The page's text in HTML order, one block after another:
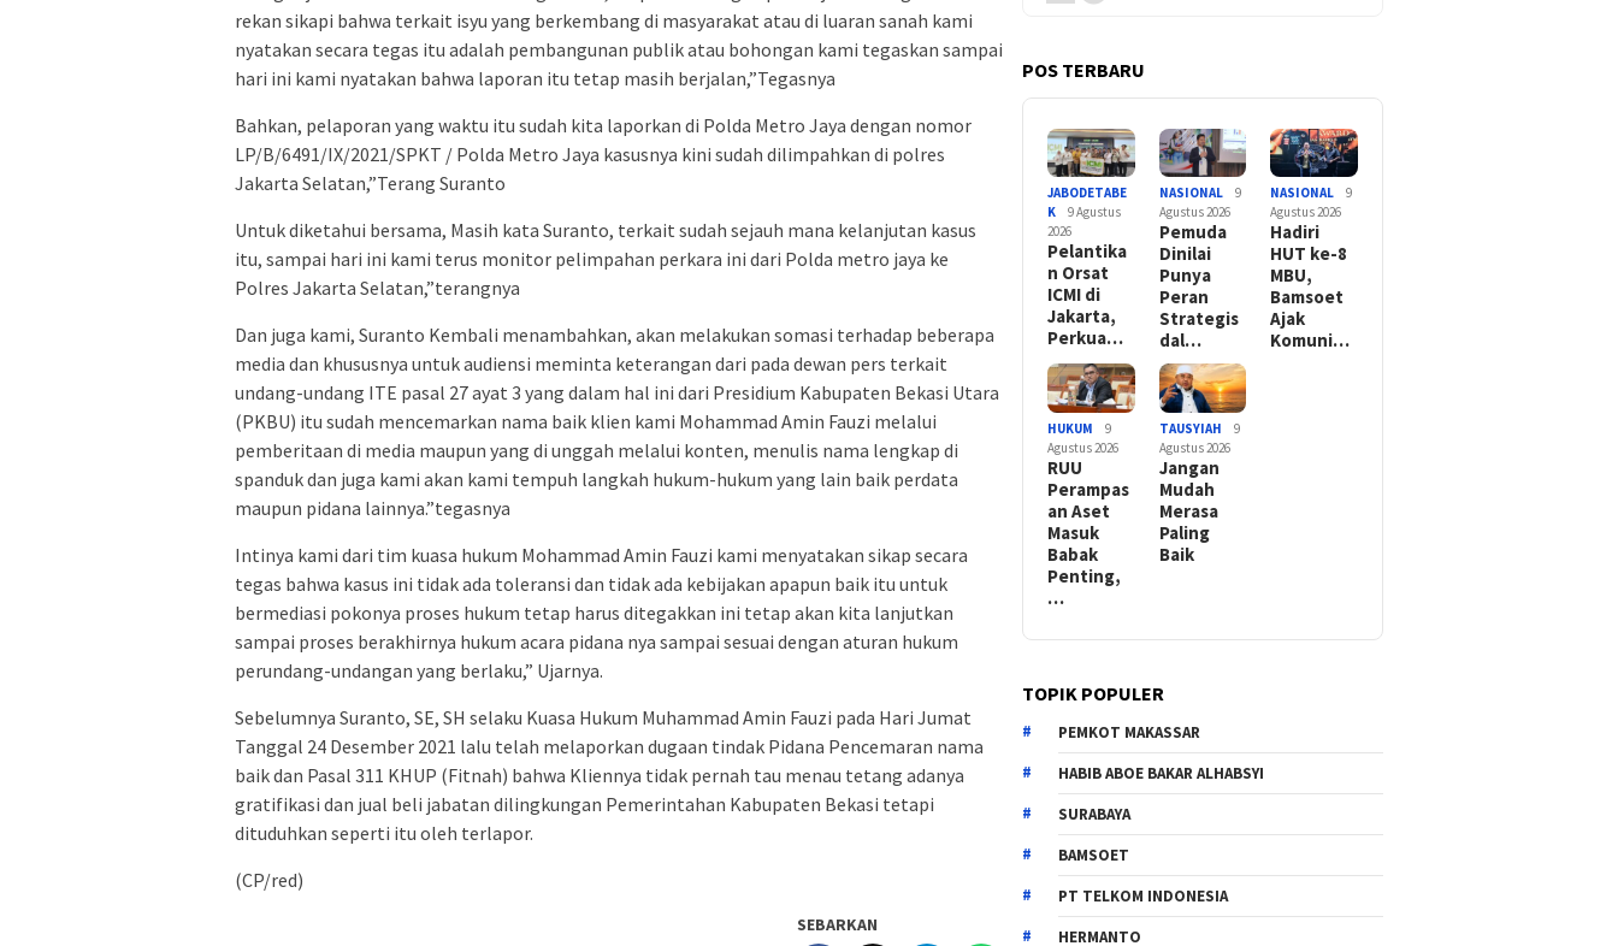
rekan sikapi bahwa terkait isyu yang berkembang di masyarakat atau di luaran sanah kami
nyatakan secara tegas itu adalah pembangunan publik atau bohongan kami tegaskan sampai
hari ini kami nyatakan bahwa laporan itu tetap masih berjalan,”Tegasnya
Bahkan, pelaporan yang waktu itu sudah kita laporkan di Polda Metro Jaya dengan nomor
LP/B/6491/IX/2021/SPKT / Polda Metro Jaya kasusnya kini sudah dilimpahkan di polres
Jakarta Selatan,”Terang Suranto
Untuk diketahui bersama, Masih kata Suranto, terkait sudah sejauh mana kelanjutan kasus
itu, sampai hari ini kami terus monitor pelimpahan perkara ini dari Polda metro jaya ke
Polres Jakarta Selatan,”terangnya
Dan juga kami, Suranto Kembali menambahkan, akan melakukan somasi terhadap beberapa
media dan khususnya untuk audiensi meminta keterangan dari pada dewan pers terkait
undang-undang ITE pasal 27 ayat 3 yang dalam hal ini dari Presidium Kabupaten Bekasi Utara
(PKBU) itu sudah mencemarkan nama baik klien kami Mohammad Amin Fauzi melalui
pemberitaan di media maupun yang di unggah melalui konten, menulis nama lengkap di
spanduk dan juga kami akan kami tempuh langkah hukum-hukum yang lain baik perdata
maupun pidana lainnya.”tegasnya
Intinya kami dari tim kuasa hukum Mohammad Amin Fauzi kami menyatakan sikap secara
tegas bahwa kasus ini tidak ada toleransi dan tidak ada kebijakan apapun baik itu untuk
bermediasi pokonya proses hukum tetap harus ditegakkan ini tetap akan kita lanjutkan
sampai proses berakhirnya hukum acara pidana nya sampai sesuai dengan aturan hukum
perundang-undangan yang berlaku,” Ujarnya.
Sebelumnya Suranto, SE, SH selaku Kuasa Hukum Muhammad Amin Fauzi pada Hari Jumat
Tanggal 24 Desember 2021 lalu telah melaporkan dugaan tindak Pidana Pencemaran nama
baik dan Pasal 311 KHUP (Fitnah) bahwa Kliennya tidak pernah tau menau tetang adanya
gratifikasi dan jual beli jabatan dilingkungan Pemerintahan Kabupaten Bekasi tetapi
dituduhkan seperti itu oleh terlapor.
(CP/red)
SEBARKAN
POS TERBARU
JABODETABE
K
9 Agustus
2026
Pelantika
n Orsat
ICMI di
Jakarta,
Perkua…
NASIONAL
9
Agustus 2026
Pemuda
Dinilai
Punya
Peran
Strategis
dal…
NASIONAL
9
Agustus 2026
Hadiri
HUT ke-8
MBU,
Bamsoet
Ajak
Komuni…
HUKUM
9
Agustus 2026
RUU
Perampas
an Aset
Masuk
Babak
Penting,
…
TAUSYIAH
9
Agustus 2026
Jangan
Mudah
Merasa
Paling
Baik
TOPIK POPULER
PEMKOT MAKASSAR
HABIB ABOE BAKAR ALHABSYI
SURABAYA
BAMSOET
PT TELKOM INDONESIA
HERMANTO